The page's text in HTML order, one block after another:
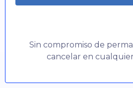
Sin compromiso de
cancelar en